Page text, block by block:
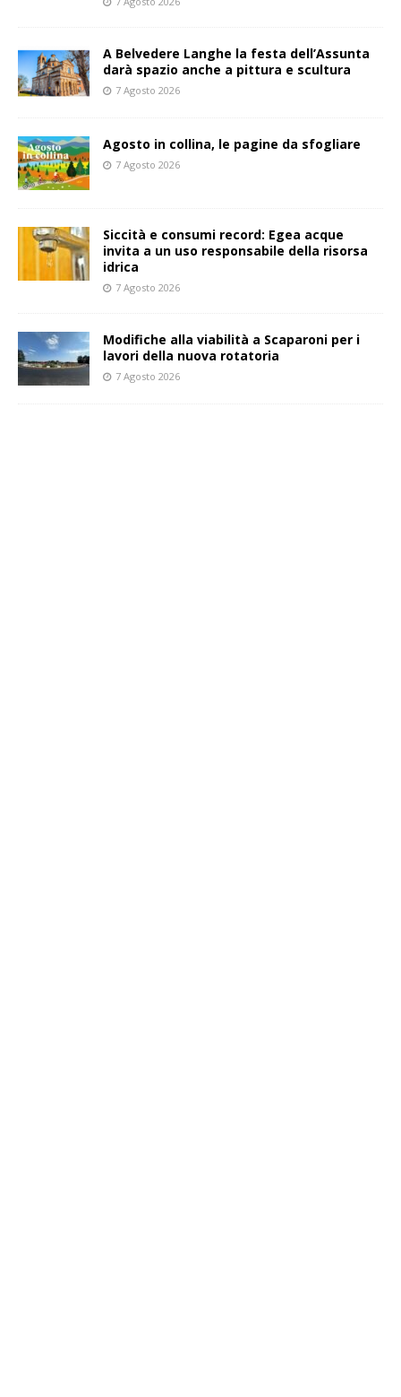
A Belvedere Langhe la festa dell’Assunta
darà spazio anche a pittura e scultura
7 Agosto 2026
Agosto in collina, le pagine da sfogliare
7 Agosto 2026
Siccità e consumi record: Egea acque
invita a un uso responsabile della risorsa
idrica
7 Agosto 2026
Modifiche alla viabilità a Scaparoni per i
lavori della nuova rotatoria
7 Agosto 2026